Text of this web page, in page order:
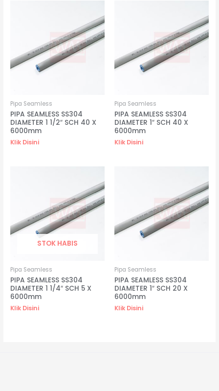
Pipa Seamless
PIPA SEAMLESS SS304
DIAMETER 1 1/2″ SCH 40 X
6000mm
Klik Disini
Pipa Seamless
PIPA SEAMLESS SS304
DIAMETER 1″ SCH 40 X
6000mm
Klik Disini
STOK HABIS
Pipa Seamless
PIPA SEAMLESS SS304
DIAMETER 1 1/4″ SCH 5 X
6000mm
Klik Disini
Pipa Seamless
PIPA SEAMLESS SS304
DIAMETER 1″ SCH 20 X
6000mm
Klik Disini